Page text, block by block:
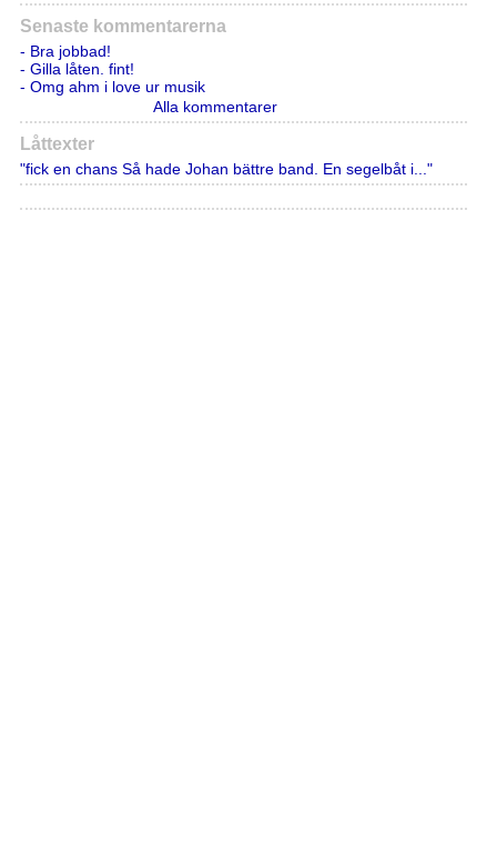
Senaste kommentarerna
- Bra jobbad!
- Gilla låten. fint!
- Omg ahm i love ur musik
Alla kommentarer
Låttexter
"fick en chans Så hade Johan bättre band. En segelbåt i..."